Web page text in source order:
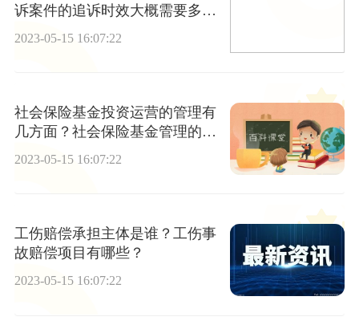
诉案件的追诉时效大概需要多长
2023-05-15 16:07:22
社会保险基金投资运营的管理有
几方面？社会保险基金管理的主
2023-05-15 16:07:22
工伤赔偿承担主体是谁？工伤事
故赔偿项目有哪些？
2023-05-15 16:07:22